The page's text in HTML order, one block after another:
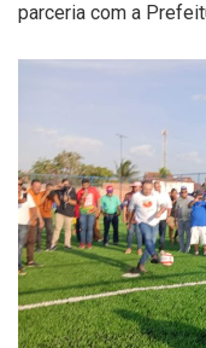
parceria com a